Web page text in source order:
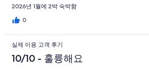
2026년 1월에 2박 숙박함
0
실제 이용 고객 후기
10/10 - 훌륭해요